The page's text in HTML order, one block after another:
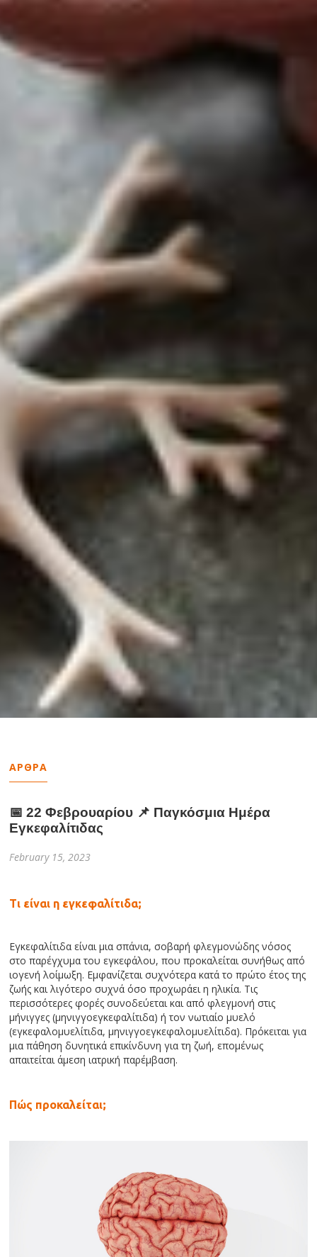
ΑΡΘΡΑ
📅 22 Φεβρουαρίου 📌 Παγκόσμια Ημέρα
Εγκεφαλίτιδας
February 15, 2023
Τι είναι η εγκεφαλίτιδα;
Εγκεφαλίτιδα είναι μια σπάνια, σοβαρή φλεγμονώδης νόσος
στο παρέγχυμα του εγκεφάλου, που προκαλείται συνήθως από
ιογενή λοίμωξη. Εμφανίζεται συχνότερα κατά το πρώτο έτος της
ζωής και λιγότερο συχνά όσο προχωράει η ηλικία. Τις
περισσότερες φορές συνοδεύεται και από φλεγμονή στις
μήνιγγες (μηνιγγοεγκεφαλίτιδα) ή τον νωτιαίο μυελό
(εγκεφαλομυελίτιδα, μηνιγγοεγκεφαλομυελίτιδα). Πρόκειται για
μια πάθηση δυνητικά επικίνδυνη για τη ζωή, επομένως
απαιτείται άμεση ιατρική παρέμβαση.
Πώς προκαλείται;